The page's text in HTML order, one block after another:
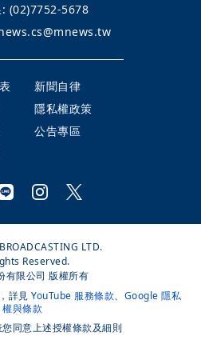
(02)7752-5678
新聞自律
隱私權政策
公告專區
LTD.
Reserved.
有限公司 版權所有
，詳見 YouTube 服務條款、 Google 隱私
權與條款
同意上述授權條款及細則